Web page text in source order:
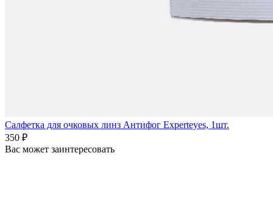
Салфетка для очковых линз Антифог Experteyes, 1шт.
350 ₽
Вас может заинтересовать